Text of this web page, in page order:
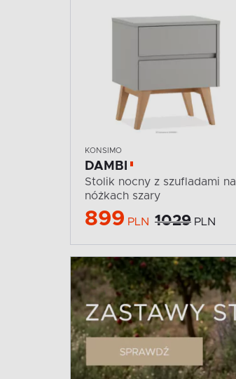
KONSIMO
DAMBI
Stolik nocny z szufladami na
nóżkach szary
899 PLN 1029 PLN